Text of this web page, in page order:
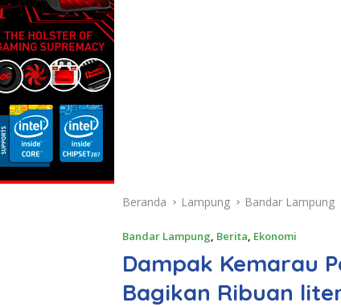
Beranda Lampung Bandar Lampung
Bandar Lampung, Berita, Ekonomi
Dampak Kemarau
Bagikan Ribuan